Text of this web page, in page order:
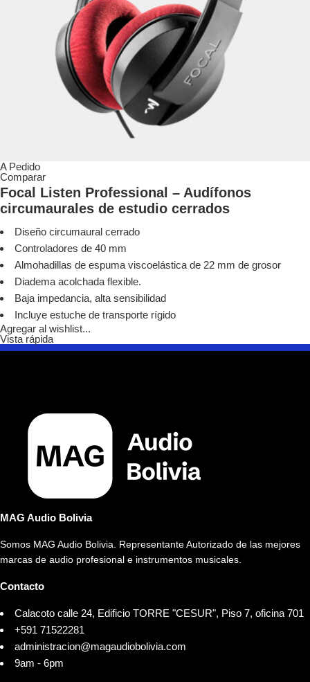
A Pedido
Comparar
Focal Listen Professional – Audífonos
circumaurales de estudio cerrados
Diseño circumaural cerrado
Controladores de 40 mm
Almohadillas de espuma viscoelástica de 22 mm de grosor
Diadema acolchada flexible.
Baja impedancia, alta sensibilidad
Incluye estuche de transporte rígido
Agregar al wishlist...
Vista rápida
MAG Audio Bolivia
Somos MAG Audio Bolivia. Representante Autorizado de las mejores
marcas de audio profesional e instrumentos musicales.
Contacto
Calacoto calle 24, Edificio TORRE "CESUR", Piso 7, oficina 701
+591 71522281
administracion@magaudiobolivia.com
9am - 6pm